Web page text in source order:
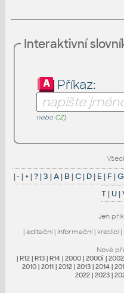
Interaktivní
Příkaz:
nebo CZ)
|- |+|?|3 |A| B|C| D| E| F |G
T| U|
Jen
| editační| informační| kreslicí|
Nové
| R12 | R13 | R14 | 2000 | 2000i | 2002
2010 | 2011 | 2012 | 2013 | 2014 |
2022 | 2023 |